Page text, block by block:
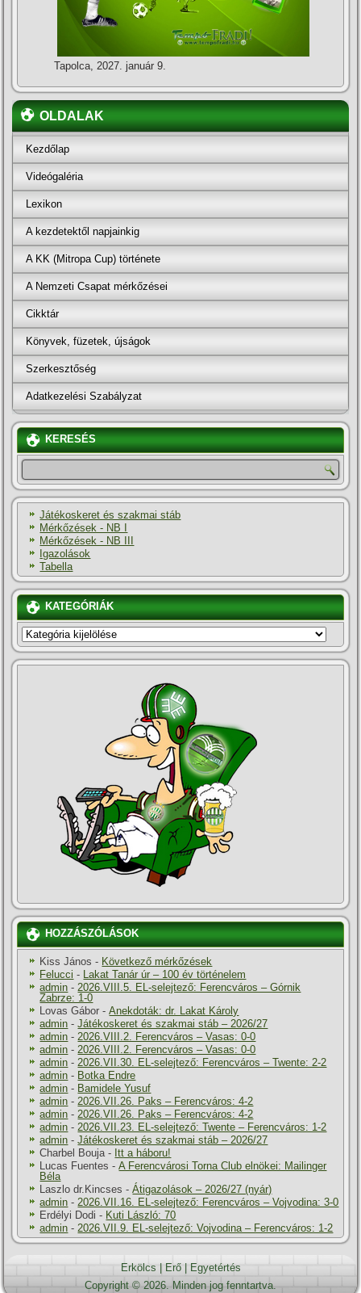
Tapolca, 2027. január 9.
OLDALAK
Kezdőlap
Videógaléria
Lexikon
A kezdetektől napjainkig
A KK (Mitropa Cup) története
A Nemzeti Csapat mérkőzései
Cikktár
Könyvek, füzetek, újságok
Szerkesztőség
Adatkezelési Szabályzat
KERESÉS
Játékoskeret és szakmai stáb
Mérkőzések - NB I
Mérkőzések - NB III
Igazolások
Tabella
KATEGÓRIÁK
KATEGÓRIÁK
HOZZÁSZÓLÁSOK
Kiss János - Következő mérkőzések
Felucci - Lakat Tanár úr – 100 év történelem
admin -2026.VIII.5. EL-selejtező: Ferencváros – Górnik
Zabrze: 1-0
Lovas Gábor -Anekdoták: dr. Lakat Károly
admin -Játékoskeret és szakmai stáb – 2026/27
admin -2026.VIII.2. Ferencváros – Vasas: 0-0
admin -2026.VIII.2. Ferencváros – Vasas: 0-0
admin -2026.VII.30. EL-selejtező: Ferencváros – Twente: 2-2
admin - Botka Endre
admin - Bamidele Yusuf
admin -2026.VII.26. Paks – Ferencváros: 4-2
admin -2026.VII.26. Paks – Ferencváros: 4-2
admin -2026.VII.23. EL-selejtező: Twente – Ferencváros: 1-2
admin -Játékoskeret és szakmai stáb – 2026/27
Charbel Bouja- Itt a háboru!
Lucas Fuentes -A Ferencvárosi Torna Club elnökei: Mailinger
Béla
Laszlo dr.Kincses -Átigazolások – 2026/27 (nyár)
admin -2026.VII.16. EL-selejtező: Ferencváros – Vojvodina: 3-0
Erdélyi Dodi - Kuti László: 70
admin -2026.VII.9. EL-selejtező: Vojvodina – Ferencváros: 1-2
Erkölcs | Erő| Egyetértés
Copyright © 2026. Minden jog fenntartva.